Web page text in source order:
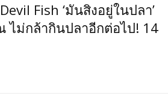
Fish ‘มันสิงอยู่ในปลา’
ม่กล้ากินปลาอีกต่อไป! 14